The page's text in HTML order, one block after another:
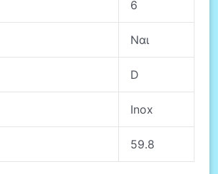
6
Ναι
D
Inox
59.8